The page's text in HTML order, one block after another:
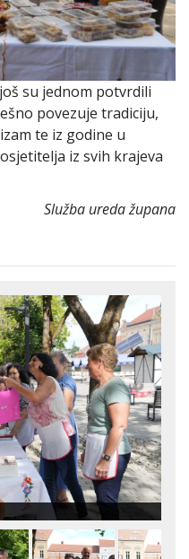
su jednom potvrdili
povezuje tradiciju,
te iz godine u
iz svih krajeva
Služba ureda župana